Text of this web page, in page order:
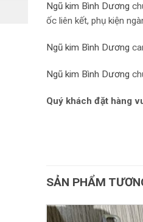
Ngũ kim Bình Dương
ốc liên kết, phụ kiện
Ngũ kim Bình Dương
Ngũ kim Bình Dương
Quý khách đặt hàng
SẢN PHẨM